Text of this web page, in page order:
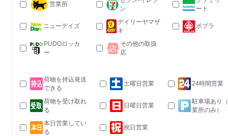
営業所
ン
ート
ニューデイズ
デイリーヤマザ
キ
ポプラ
PUDOロッカ
ー
その他の取扱
店
荷物を持込発送
できる
土曜日営業 24時間営業
荷物を受け取れ
る
日曜日営業
駐車場あり
業所のみ）
本日営業してい
る
祝日営業